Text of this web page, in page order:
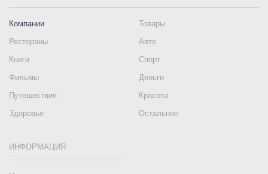
Компании
Товары
Рестораны
Авто
Книги
Спорт
Фильмы
Деньги
Путешествия
Красота
Здоровье
Остальное
ИНФОРМАЦИЯ